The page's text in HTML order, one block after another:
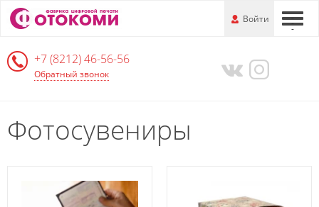
Перейти
к
информации
---
Войти
+7 (8212) 46-56-56
Обратный звонок
Фотосувениры